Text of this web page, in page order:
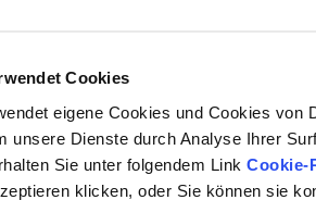
Cookies
eigene Cookies und Cookies
unsere Dienste durch Analyse Ihrer
Sie unter folgendem Link Cookie-
klicken, oder Sie können sie